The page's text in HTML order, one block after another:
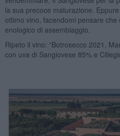
la sua precoce maturazione.
ottimo vino, facendomi pensare che
enologico di assemblaggio.
Ripeto il vino: “Botrosecco 2021,
con uva di Sangiovese 85% e